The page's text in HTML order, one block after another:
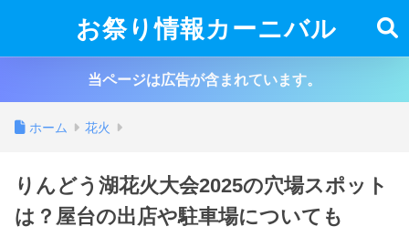
お祭り情報カーニバル
当ページは広告が含まれています。
ホーム 花火
りんどう湖花火大会2025の穴場スポット
は？屋台の出店や駐車場についても